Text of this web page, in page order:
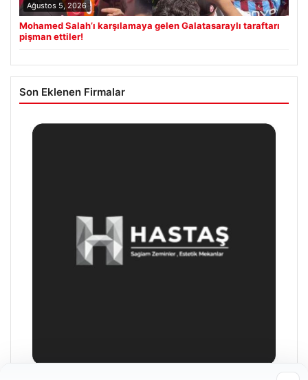
Ağustos 5, 2026
Mohamed Salah’ı karşılamaya gelen Galatasaraylı taraftarı
pişman ettiler!
Son Eklenen Firmalar